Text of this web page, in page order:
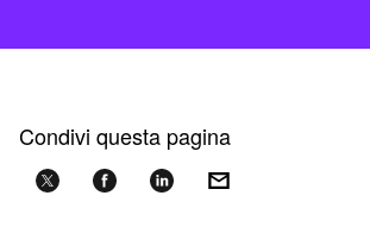
Condivi questa pagina